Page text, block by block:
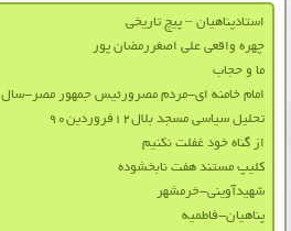
استادپناهیان – پیچ تاریخی
چهره واقعی علی اصغررمضان پور
ما و حجاب
امام خامنه ای-مردم مصرورئیس جمهور مصر-سال۷۲
تحلیل سیاسی مسجد بلال۱۲فروردین۹۰
از گناه خود غفلت نکنیم
کلیپ مستند هفت نابخشوده
شهیدآوینی-خرمشهر
پناهیان-فاطمیه